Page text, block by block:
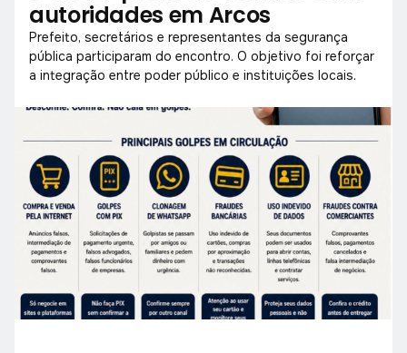
autoridades em Arcos
Prefeito, secretários e representantes da segurança
pública participaram do encontro. O objetivo foi reforçar
a integração entre poder público e instituições locais.